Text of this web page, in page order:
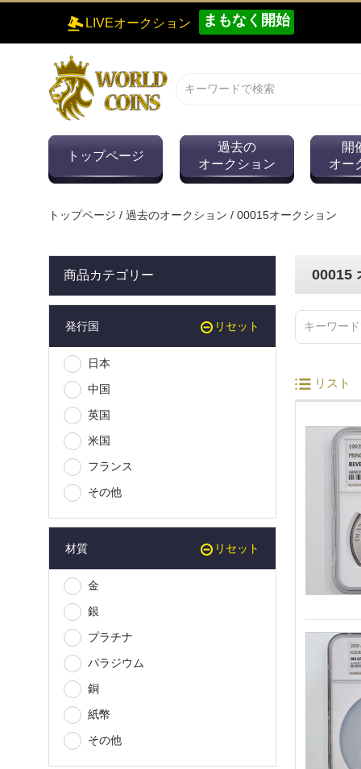
LIVEオークション まもなく開始
トップページ
過去の
オークション
開
オー
トップページ / 過去のオークション / 00015オークション
商品カテゴリー
発行国 リセット
日本
中国
英国
米国
フランス
その他
材質 リセット
金
銀
プラチナ
パラジウム
銅
紙幣
その他
00015
リスト